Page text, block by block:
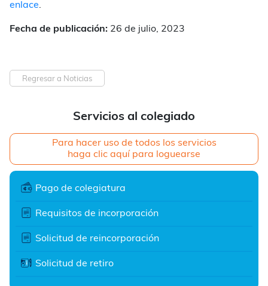
Servicios al colegiado
Para hacer uso de todos los servicios
haga clic aquí para loguearse
Pago de colegiatura
Requisitos de incorporación
Solicitud de reincorporación
Solicitud de retiro
enlace.
Fecha de publicación: 26 de julio, 2023
Regresar a Noticias